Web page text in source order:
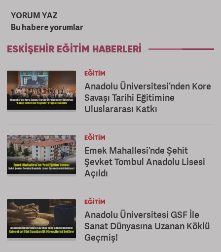
YORUM YAZ
Bu habere yorumlar
ESKIŞEHIR EĞITIM HABERLERI
EĞITIM
Anadolu Üniversitesi’nden Kore
Savaşı Tarihi Eğitimine
Uluslararası Katkı
EĞITIM
Emek Mahallesi’nde Şehit
Şevket Tombul Anadolu Lisesi
Açıldı
EĞITIM
Anadolu Üniversitesi GSF İle
Sanat Dünyasına Uzanan Köklü
Geçmiş!